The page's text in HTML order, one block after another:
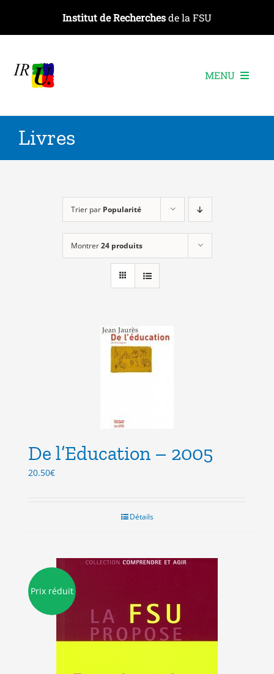
contenu
Institut de Recherchesde la FSU
MENU
Les recherches
Les événements
Livres
Trier par Popularité
Montrer24 produits
De l’Education – 2005
20.50€
Détails
Prix réduit